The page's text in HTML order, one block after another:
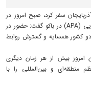
سفر کرد، صبح امروز در
پانزدهمین مجمع‌ عمومی بین‌المجالس کشورهای آسیایی (APA) در باکو گفت: حضور در
کشور همسایه و گسترش روابط
بیش از هر زمان دیگری
و بین‌المللی را با